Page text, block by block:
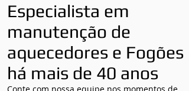
Especialista em
manutenção de
aquecedores e Fogões
há mais de 40 anos